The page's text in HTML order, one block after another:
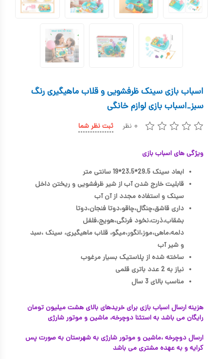
کیف و کوله پشتی
اسباب بازی علمی
اسباب بازی مشاغل
اتاق کودک
اسباب بازی سینک ظرفشویی و قلاب ماهیگیری رنگ
سبز_اسباب بازی لوازم خانگی
۰ نظر ثبت نظر شما
ویژگی های اسباب بازی
ابعاد سینک 29.5*23.5*19 سانتی متر
قابلیت خارج شدن آب از شیر ظرفشویی و ریختن داخل
سینک و استفاده مجدد از آن آب
داری قاشق،چنگال،چاقو،دوتا فنجان،دوتا
بشقاب،ذرت،نخود فرنگی،هویج،فلفل
دلمه،ماهی،موز،انگور،میگو، قلاب ماهیگیری، سینک ،سبد
و شیر آب
ساخته شده از پلاستیک بسیار مرغوب
نیاز به 2 عدد باتری قلمی
مناسب بالای 3 سال
هزینه ارسال اسباب بازی برای خریدهای بالای هشت میلیون تومان
رایگان می باشد به استثنا دوچرخه، ماشین و موتور شارژی
ارسال دوچرخه ،ماشین و موتور شارژی به شهرستان به صورت پس
کرایه و به عهده مشتری می باشد